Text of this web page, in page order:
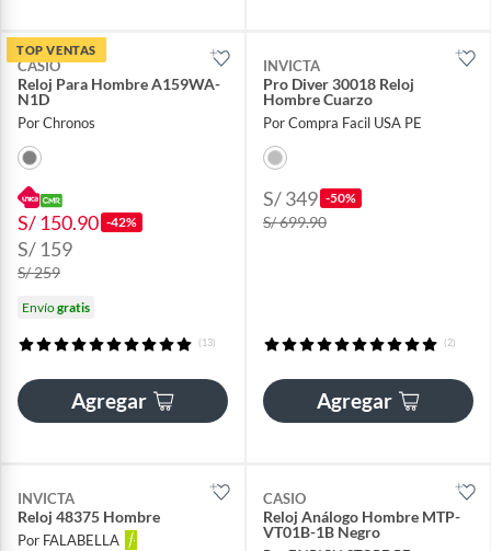
TOP VENTAS
CASIO
Reloj Para Hombre A159WA-
N1D
Por Chronos
S/ 150.90 -42%
S/ 159
S/ 259
Envíogratis
(13)
Agregar
INVICTA
Pro Diver 30018 Reloj
Hombre Cuarzo
Por Compra Facil USA PE
S/ 349 -50%
S/ 699.90
(2)
Agregar
INVICTA
Reloj 48375 Hombre
Por FALABELLA
CASIO
Reloj Análogo Hombre MTP-
VT01B-1B Negro